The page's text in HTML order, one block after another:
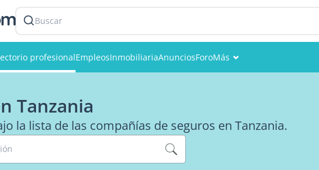
Buscar
profesionalEmpleosInmobiliariaAnunciosForoMás
Tanzania
la lista de las compañías de seguros en Tanzania.